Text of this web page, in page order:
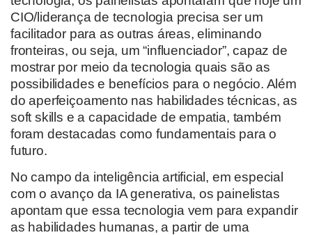
CIO/liderança de tecnologia precisa ser um
facilitador para as outras áreas, eliminando
fronteiras, ou seja, um “influenciador”, capaz de
mostrar por meio da tecnologia quais são as
possibilidades e benefícios para o negócio. Além
do aperfeiçoamento nas habilidades técnicas, as
soft skills e a capacidade de empatia, também
foram destacadas como fundamentais para o
futuro.
No campo da inteligência artificial, em especial
com o avanço da IA generativa, os painelistas
apontam que essa tecnologia vem para expandir
as habilidades humanas, a partir de uma